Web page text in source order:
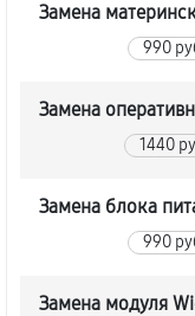
Замена
990
Замена
1440
Замена блока
990
Замена модуля